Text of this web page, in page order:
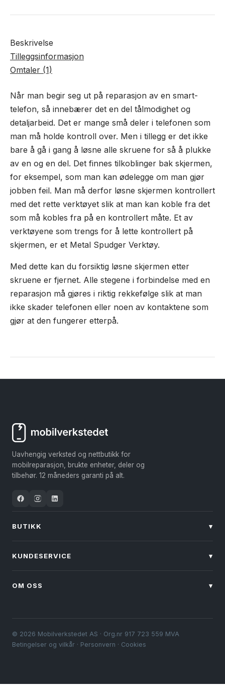
Beskrivelse
Tilleggsinformasjon
Omtaler (1)
Når man begir seg ut på reparasjon av en smart-
telefon, så innebærer det en del tålmodighet og
detaljarbeid. Det er mange små deler i telefonen som
man må holde kontroll over. Men i tillegg er det ikke
bare å gå i gang å løsne alle skruene for så å plukke
av en og en del. Det finnes tilkoblinger bak skjermen,
for eksempel, som man kan ødelegge om man gjør
jobben feil. Man må derfor løsne skjermen kontrollert
med det rette verktøyet slik at man kan koble fra det
som må kobles fra på en kontrollert måte. Et av
verktøyene som trengs for å lette kontrollert på
skjermen, er et Metal Spudger Verktøy.
Med dette kan du forsiktig løsne skjermen etter
skruene er fjernet. Alle stegene i forbindelse med en
reparasjon må gjøres i riktig rekkefølge slik at man
ikke skader telefonen eller noen av kontaktene som
gjør at den fungerer etterpå.
Uavhengig verksted og nettbutikk for
mobilreparasjon, brukte enheter, deler og
tilbehør. 12 måneders garanti på alt.
BUTIKK ▾
KUNDESERVICE ▾
OM OSS ▾
© 2026 Mobilverkstedet AS · Org.nr 917 723 559 MVA
Betingelser og vilkår · Personvern · Cookies